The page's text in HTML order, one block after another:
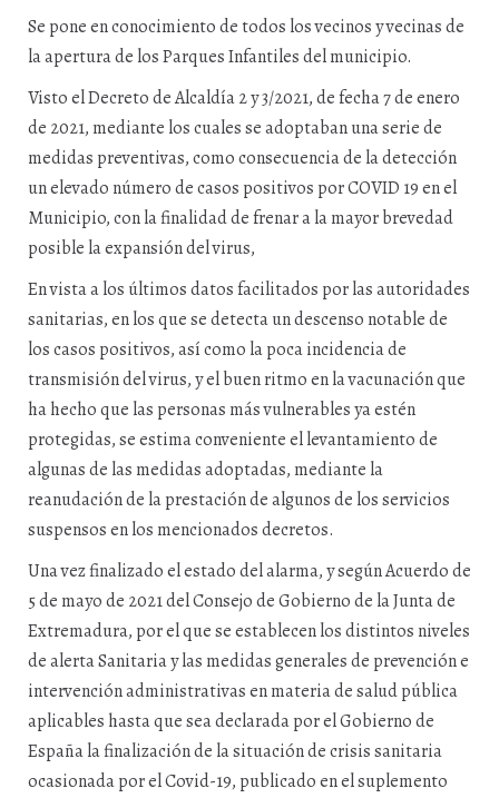
Se pone en conocimiento de todos los vecinos y vecinas de
la apertura de los Parques Infantiles del municipio.
Visto el Decreto de Alcaldía 2 y 3/2021, de fecha 7 de enero
de 2021, mediante los cuales se adoptaban una serie de
medidas preventivas, como consecuencia de la detección
un elevado número de casos positivos por COVID 19 en el
Municipio, con la finalidad de frenar a la mayor brevedad
posible la expansión del virus,
En vista a los últimos datos facilitados por las autoridades
sanitarias, en los que se detecta un descenso notable de
los casos positivos, así como la poca incidencia de
transmisión del virus, y el buen ritmo en la vacunación que
ha hecho que las personas más vulnerables ya estén
protegidas, se estima conveniente el levantamiento de
algunas de las medidas adoptadas, mediante la
reanudación de la prestación de algunos de los servicios
suspensos en los mencionados decretos.
Una vez finalizado el estado del alarma, y según Acuerdo de
5 de mayo de 2021 del Consejo de Gobierno de la Junta de
Extremadura, por el que se establecen los distintos niveles
de alerta Sanitaria y las medidas generales de prevención e
intervención administrativas en materia de salud pública
aplicables hasta que sea declarada por el Gobierno de
España la finalización de la situación de crisis sanitaria
ocasionada por el Covid-19, publicado en el suplemento